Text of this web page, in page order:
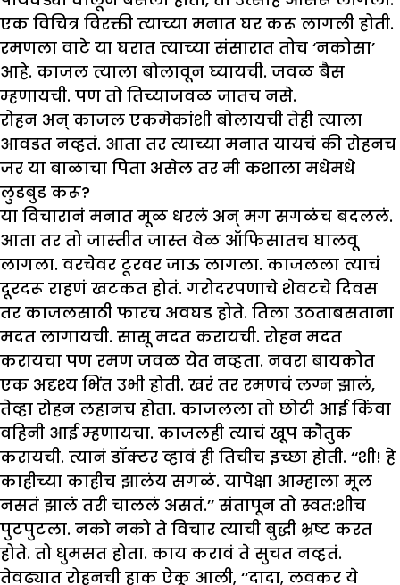
एक विचित्र विरक्ती त्याच्या मनात घर करू लागली होती.
रमणला वाटे या घरात त्याच्या संसारात तोच ‘नकोसा’
आहे. काजल त्याला बोलावून घ्यायची. जवळ बैस
म्हणायची. पण तो तिच्याजवळ जातच नसे.
रोहन अन् काजल एकमेकांशी बोलायची तेही त्याला
आवडत नव्हतं. आता तर त्याच्या मनात यायचं की रोहनच
जर या बाळाचा पिता असेल तर मी कशाला मधेमधे
लुडबुड करू?
या विचारानं मनात मूळ धरलं अन् मग सगळंच बदललं.
आता तर तो जास्तीत जास्त वेळ ऑफिसातच घालवू
लागला. वरचेवर टूरवर जाऊ लागला. काजलला त्याचं
दूरदरू राहणं खटकत होतं. गरोदरपणाचे शेवटचे दिवस
तर काजलसाठी फारच अवघड होते. तिला उठताबसताना
मदत लागायची. सासू मदत करायची. रोहन मदत
करायचा पण रमण जवळ येत नव्हता. नवरा बायकोत
एक अदृश्य भिंत उभी होती. खरं तर रमणचं लग्न झालं,
तेव्हा रोहन लहानच होता. काजलला तो छोटी आई किंवा
वहिनी आई म्हणायचा. काजलही त्याचं खूप कौतुक
करायची. त्यानं डॉक्टर व्हावं ही तिचीच इच्छा होती. ‘‘शी! हे
काहीच्या काहीच झालंय सगळं. यापेक्षा आम्हाला मूल
नसतं झालं तरी चाललं असतं.’’ संतापून तो स्वत:शीच
पुटपुटला. नको नको ते विचार त्याची बुद्धी भ्रष्ट करत
होते. तो धुमसत होता. काय करावं ते सुचत नव्हतं.
तेवढ्यात रोहनची हाक ऐकू आली, ‘‘दादा, लवकर ये